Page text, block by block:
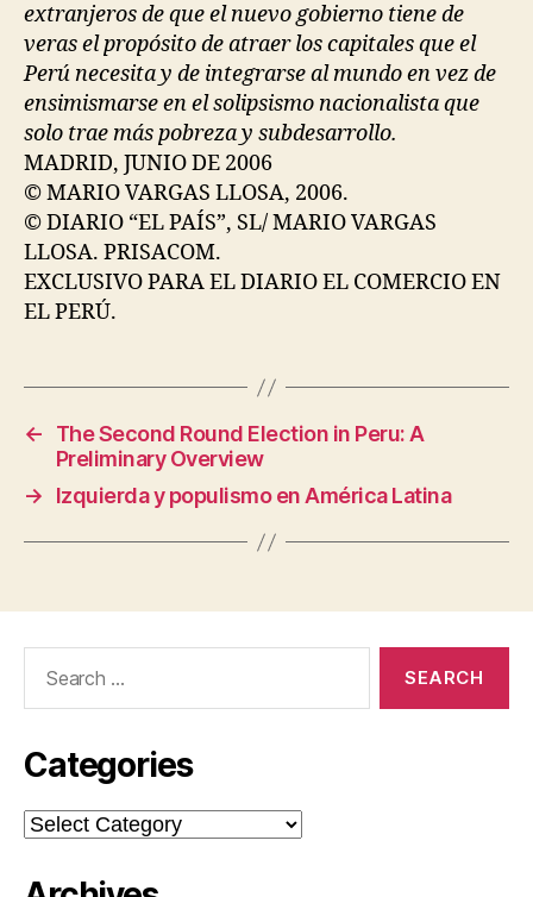
extranjeros de que el nuevo gobierno tiene de
veras el propósito de atraer los capitales que el
Perú necesita y de integrarse al mundo en vez de
ensimismarse en el solipsismo nacionalista que
solo trae más pobreza y subdesarrollo.
MADRID, JUNIO DE 2006
© MARIO VARGAS LLOSA, 2006.
© DIARIO “EL PAÍS”, SL/ MARIO VARGAS
LLOSA. PRISACOM.
EXCLUSIVO PARA EL DIARIO EL COMERCIO EN
EL PERÚ.
←
The Second Round Election in Peru: A
Preliminary Overview
→
Izquierda y populismo en América Latina
Categories
Categories